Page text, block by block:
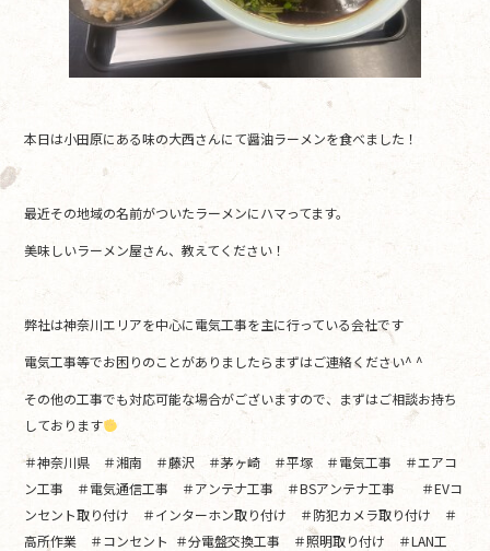
本日は小田原にある味の大西さんにて醤油ラーメンを食べました！
最近その地域の名前がついたラーメンにハマってます。
美味しいラーメン屋さん、教えてください！
弊社は神奈川エリアを中心に電気工事を主に行っている会社です
電気工事等でお困りのことがありましたらまずはご連絡ください^ ^
その他の工事でも対応可能な場合がございますので、まずはご相談お持ち
しております
＃神奈川県 ＃湘南 ＃藤沢 ＃茅ヶ崎 ＃平塚 ＃電気工事 ＃エアコ
ン工事 ＃電気通信工事 ＃アンテナ工事 ＃BSアンテナ工事 ＃EVコ
ンセント取り付け ＃インターホン取り付け ＃防犯カメラ取り付け ＃
高所作業 ＃コンセント ＃分電盤交換工事 ＃照明取り付け ＃LAN工